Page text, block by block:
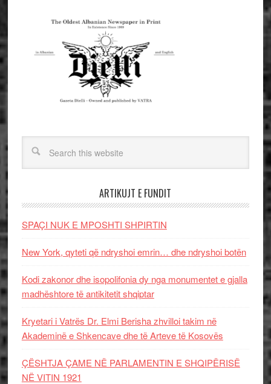
ARTIKUJT E FUNDIT
SPAÇI NUK E MPOSHTI SHPIRTIN
New York, qyteti që ndryshoi emrin… dhe ndryshoi botën
Kodi zakonor dhe isopolifonia dy nga monumentet e gjalla
madhështore të antikitetit shqiptar
Kryetari i Vatrës Dr. Elmi Berisha zhvilloi takim në
Akademinë e Shkencave dhe të Arteve të Kosovës
ÇËSHTJA ÇAME NË PARLAMENTIN E SHQIPËRISË
NË VITIN 1921